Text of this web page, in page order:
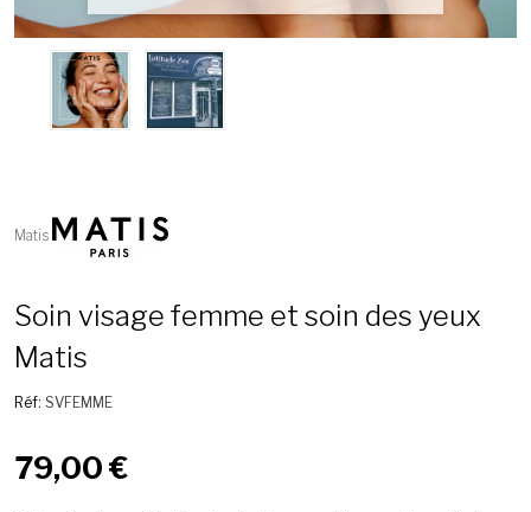
Matis
Soin visage femme et soin des yeux
Matis
Réf: SVFEMME
79,00 €